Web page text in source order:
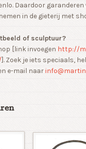
Daardoor garanderen
in de gieterij met
of sculptuur?
[link invoegen http://
]. Zoek je iets speciaals,
e-mail naar